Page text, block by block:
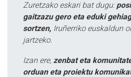
Zuretzako eskari bat dugu:
gaitzazu gero eta eduki
sortzen, Iruñerriko euskaldun
jartzeko.
Izan ere, zenbat eta
orduan eta proiektu